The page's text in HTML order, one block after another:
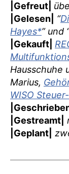
|Gefreut|
|Gelesen|
“
Hayes*” und
|Gekauft|
Hausschuhe
Marius,
WISO
|Gestreamt|
|Geplant|